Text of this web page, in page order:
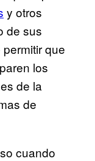
y otros
de sus
que
los
de la
de
cuando